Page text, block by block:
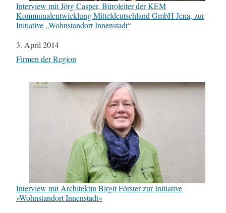
Interview mit Jörg Casper, Büroleiter der KEM
Kommunalentwicklung Mitteldeutschland GmbH Jena, zur
Initiative „Wohnstandort Innenstadt“
Datum
3. April 2014
In Bezug auf
Firmen der Region
Interview mit Architektin Birgit Förster zur Initiative
»Wohnstandort Innenstadt«